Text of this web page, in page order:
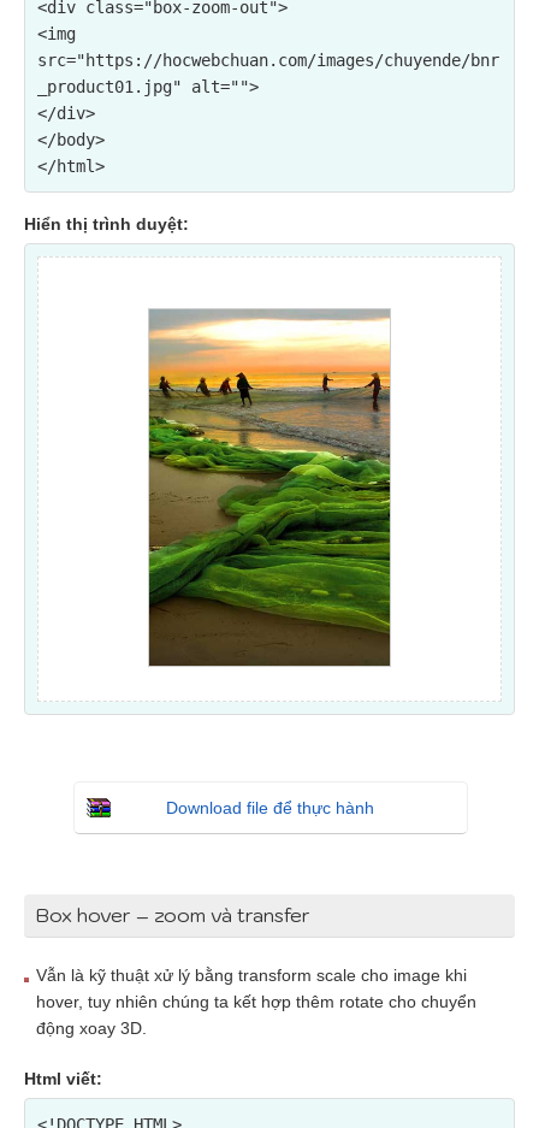
<div class="box-zoom-out">
<img
src="https://hocwebchuan.com/images/chuyende/bnr
_product01.jpg" alt="">
</div>
</body>
Hiển thị trình duyệt:
Download file để thực hành
Box hover – zoom và transfer
Vẫn là kỹ thuật xử lý bằng transform scale cho image khi
hover, tuy nhiên chúng ta kết hợp thêm rotate cho chuyển
động xoay 3D.
Html viết: